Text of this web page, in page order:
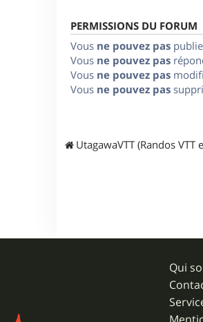
PERMISSIONS DU FORUM
Vous ne pouvez pas
Vous ne pouvez pas
Vous ne pouvez pas
Vous ne pouvez pas
UtagawaVTT (Randos VTT
Qui